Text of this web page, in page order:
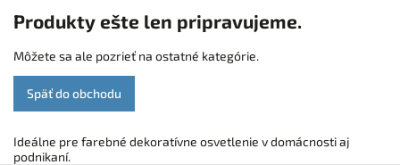
Produkty ešte len pripravujeme.
Môžete sa ale pozrieť na ostatné kategórie.
Späť do obchodu
Ideálne pre farebné dekoratívne osvetlenie v domácnosti aj
podnikaní.